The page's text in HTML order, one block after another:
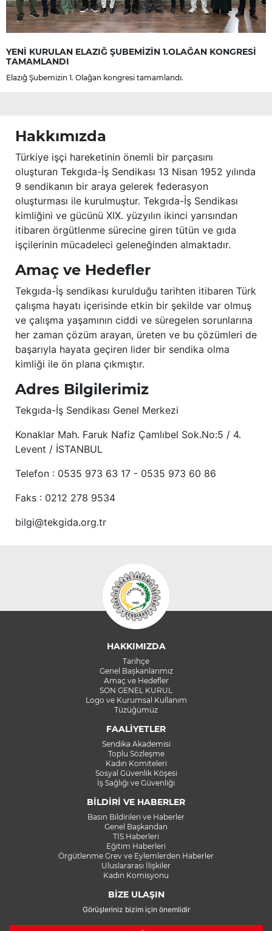
YENİ KURULAN ELAZIĞ ŞUBEMİZİN 1.OLAĞAN KONGRESİ
TAMAMLANDI
Elazığ Şubemizin 1. Olağan kongresi tamamlandı.
Hakkımızda
Türkiye işçi hareketinin önemli bir parçasını
oluşturan Tekgıda-İş Sendikası 13 Nisan 1952 yılında
9 sendikanın bir araya gelerek federasyon
oluşturması ile kurulmuştur. Tekgıda-İş Sendikası
kimliğini ve gücünü XIX. yüzyılın ikinci yarısından
itibaren örgütlenme sürecine giren tütün ve gıda
işçilerinin mücadeleci geleneğinden almaktadır.
Amaç ve Hedefler
Tekgıda-İş sendikası kurulduğu tarihten itibaren Türk
çalışma hayatı içerisinde etkin bir şekilde var olmuş
ve çalışma yaşamının ciddi ve süregelen sorunlarına
her zaman çözüm arayan, üreten ve bu çözümleri de
başarıyla hayata geçiren lider bir sendika olma
kimliği ile ön plana çıkmıştır.
Adres Bilgilerimiz
Tekgıda-İş Sendikası Genel Merkezi
Konaklar Mah. Faruk Nafiz Çamlıbel Sok.No:5 / 4.
Levent / İSTANBUL
Telefon : 0535 973 63 17 - 0535 973 60 86
Faks : 0212 278 9534
bilgi@tekgida.org.tr
HAKKIMIZDA
Tarihçe
Genel Başkanlarımız
Amaç ve Hedefler
SON GENEL KURUL
Logo ve Kurumsal Kullanım
Tüzüğümüz
FAALİYETLER
Sendika Akademisi
Toplu Sözleşme
Kadın Komiteleri
Sosyal Güvenlik Köşesi
İş Sağlığı ve Güvenliği
BİLDİRİ VE HABERLER
Basın Bildirileri ve Haberler
Genel Başkandan
TİS Haberleri
Eğitim Haberleri
Örgütlenme Grev ve Eylemlerden Haberler
Uluslararası İlişkiler
Kadın Komisyonu
BİZE ULAŞIN
Görüşleriniz bizim için önemlidir